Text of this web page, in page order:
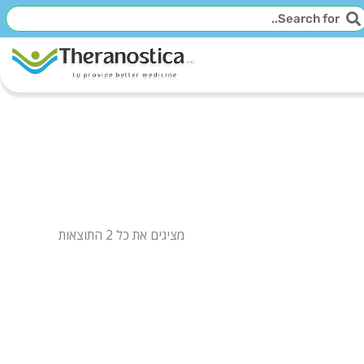
חיפוש
מציגים את כל ⁦2⁩ התוצאות